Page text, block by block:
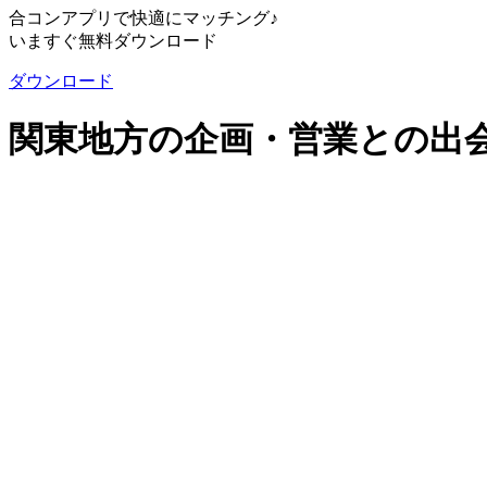
合コンアプリで快適にマッチング♪
いますぐ無料ダウンロード
ダウンロード
関東地方の企画・営業との出